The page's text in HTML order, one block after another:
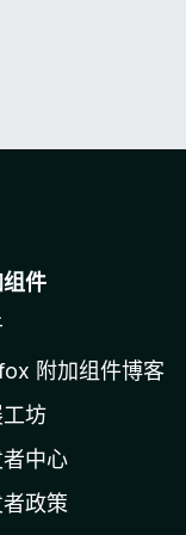
组件
附加组件博客
坊
中心
政策